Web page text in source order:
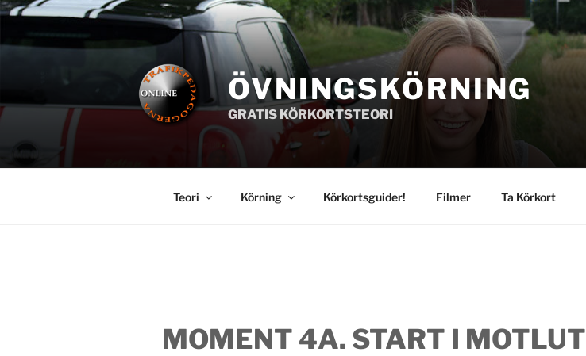
Hoppa
innehåll
ÖVNINGSKÖRNING
GRATIS KÖRKORTSTEORI
Teori Körning Körkortsguider! Filmer Ta Körkort
MOMENT 4A. START I MOTLUT